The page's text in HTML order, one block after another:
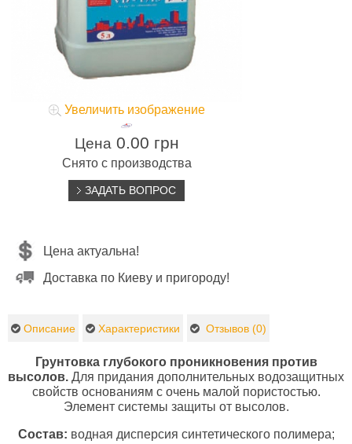
Увеличить изображение
Цена 0.00 грн
Снято с производства
ЗАДАТЬ ВОПРОС
Цена актуальна!
Доставка по Киеву и пригороду!
Описание Характеристики Отзывов (0)
Грунтовка глубокого проникновения против
высолов. Для придания дополнительных водозащитных
свойств основаниям с очень малой пористостью.
Элемент системы защиты от высолов.
Состав: водная дисперсия синтетического полимера;